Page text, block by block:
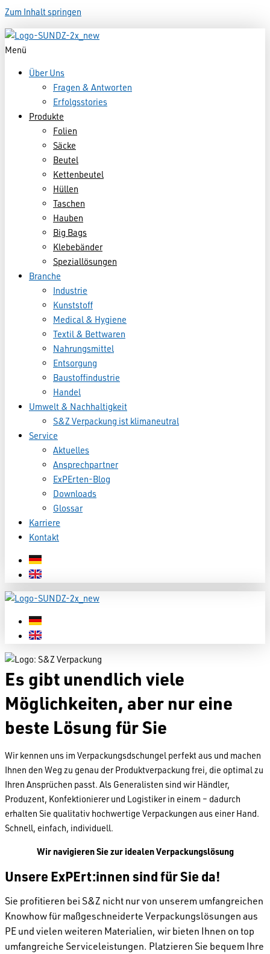
Zum Inhalt springen
Menü
Über Uns
Fragen & Antworten
Erfolgsstories
Produkte
Folien
Säcke
Beutel
Kettenbeutel
Hüllen
Taschen
Hauben
Big Bags
Klebebänder
Speziallösungen
Branche
Industrie
Kunststoff
Medical & Hygiene
Textil & Bettwaren
Nahrungsmittel
Entsorgung
Baustoffindustrie
Handel
Umwelt & Nachhaltigkeit
S&Z Verpackung ist klimaneutral
Service
Aktuelles
Ansprechpartner
ExPErten-Blog
Downloads
Glossar
Karriere
Kontakt
Es gibt unendlich viele
Möglichkeiten, aber nur eine
beste Lösung für Sie
Wir kennen uns im Verpackungsdschungel perfekt aus und machen
Ihnen den Weg zu genau der Produktverpackung frei, die optimal zu
Ihren Ansprüchen passt. Als Generalisten sind wir Händler,
Produzent, Konfektionierer und Logistiker in einem – dadurch
erhalten Sie qualitativ hochwertige Verpackungen aus einer Hand.
Schnell, einfach, individuell.
Wir navigieren Sie zur idealen Verpackungslösung
Unsere ExPErt:innen sind für Sie da!
Sie profitieren bei S&Z nicht nur von unserem umfangreichen
Knowhow für maßgeschneiderte Verpackungslösungen aus
PE und vielen weiteren Materialien, wir bieten Ihnen on top
umfangreiche Serviceleistungen. Platzieren Sie bequem Ihre